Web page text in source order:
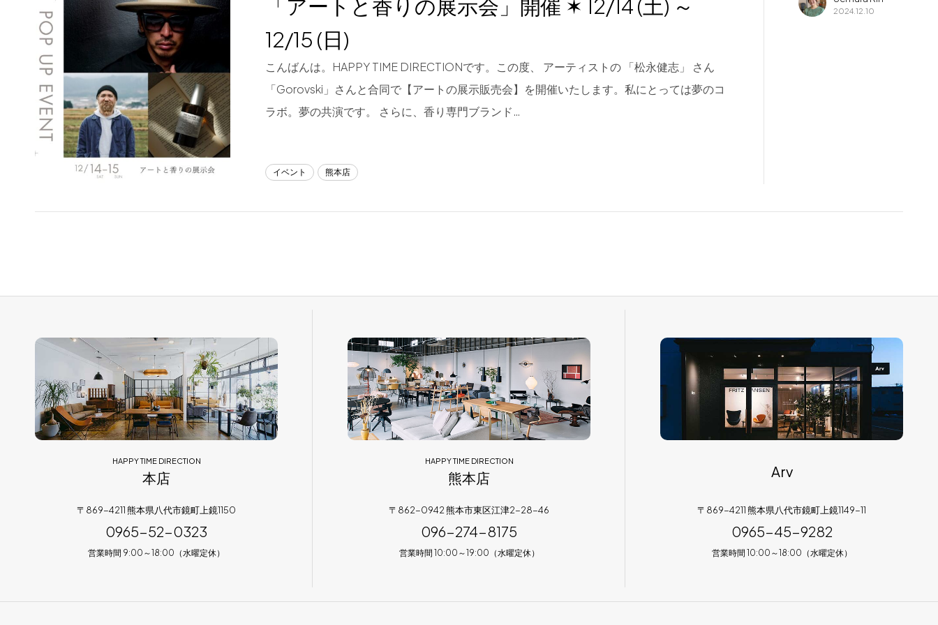
Blog
for Business
Recruit
Contact
熊本店
096-274-8175
0965-45-9282
「アートと香りの展示会」開催 ✶ 12/14 (土) ～
12/15 (日)
こんばんは。HAPPY TIME DIRECTIONです。この度、 アーティストの 「松永健志」 さん
「Gorovski」さんと合同で【アートの展示販売会】を開催いたします。私にとっては夢のコ
ラボ。夢の共演です。 さらに、香り専門ブランド…
イベント 熊本店
2024.12.10
HAPPY TIME DIRECTION
本店
〒869-4211 熊本県八代市鏡町上鏡1150
0965-52-0323
営業時間 9:00～18:00（水曜定休）
HAPPY TIME DIRECTION
熊本店
〒862-0942 熊本市東区江津2-28-46
096-274-8175
営業時間 10:00～19:00（水曜定休）
Arv
〒869-4211 熊本県八代市鏡町上鏡1149-11
0965-45-9282
営業時間 10:00～18:00（水曜定休）